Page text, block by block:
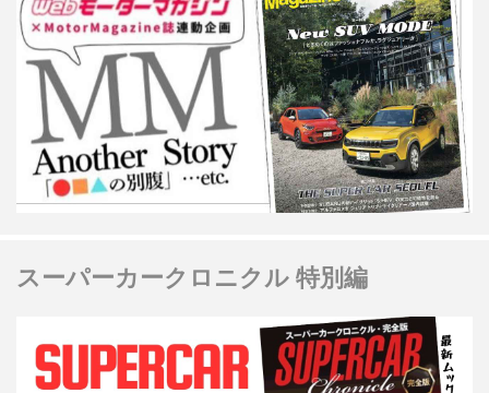
スーパーカークロニクル 特別編